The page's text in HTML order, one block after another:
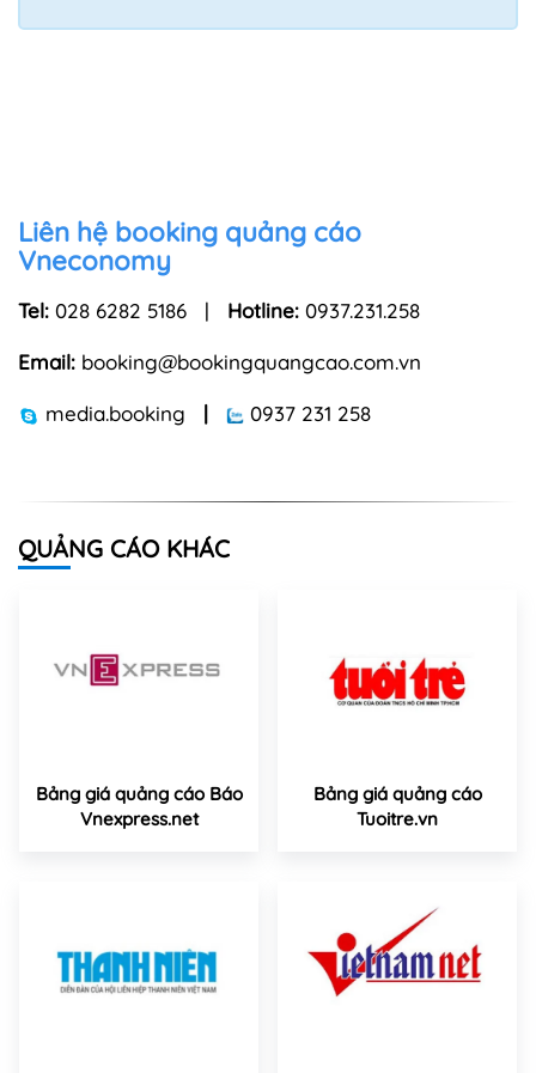
Liên hệ booking quảng cáo
Vneconomy
Tel: 028 6282 5186 | Hotline: 0937.231.258
Email: booking@bookingquangcao.com.vn
media.booking | 0937 231 258
QUẢNG CÁO KHÁC
Bảng giá quảng cáo Báo
Vnexpress.net
Bảng giá quảng cáo
Tuoitre.vn